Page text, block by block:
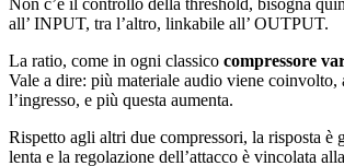
Non c’è il controllo della threshold, bisogna
all’ INPUT, tra l’altro, linkabile all’ OUTPUT.
La ratio, come in ogni classico compressore
Vale a dire: più materiale audio viene coinvolto,
l’ingresso, e più questa aumenta.
Rispetto agli altri due compressori, la risposta è
lenta e la regolazione dell’attacco è vincolata